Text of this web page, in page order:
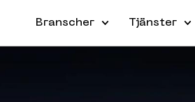
Branscher Tjänster